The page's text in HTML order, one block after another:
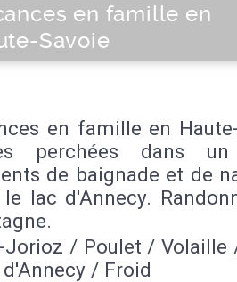
en famille en
Savoie
en famille en
perchées dans
de baignade et de
lac d'Annecy.
Jorioz / Poulet / Volaille
/ Froid